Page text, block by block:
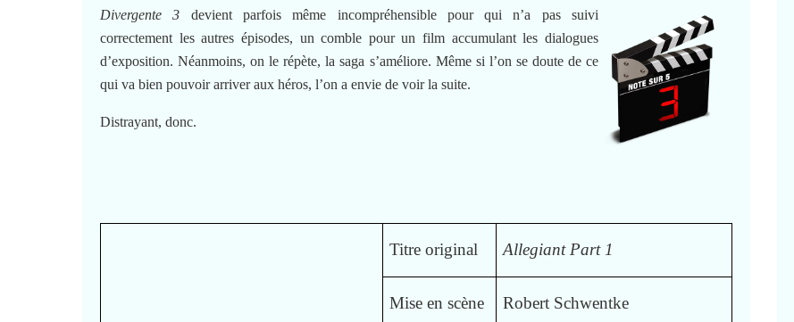
Divergente 3 devient parfois même incompréhensible pour qui n’a pas suivi
correctement les autres épisodes, un comble pour un film accumulant les dialogues
d’exposition. Néanmoins, on le répète, la saga s’améliore. Même si l’on se doute de ce
qui va bien pouvoir arriver aux héros, l’on a envie de voir la suite.
Distrayant, donc.
Titre original Allegiant Part 1
Mise en scène Robert Schwentke